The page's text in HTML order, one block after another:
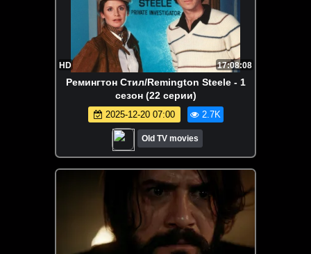
HD 17:08:08
Ремингтон Стил/Remington Steele - 1
сезон (22 серии)
2025-12-20 07:00 2.7K
Old TV movies